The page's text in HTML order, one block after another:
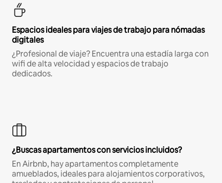
Espacios ideales para viajes de trabajo para nómadas
digitales
¿Profesional de viaje? Encuentra una estadía larga con
wifi de alta velocidad y espacios de trabajo
dedicados.
¿Buscas apartamentos con servicios incluidos?
En Airbnb, hay apartamentos completamente
amueblados, ideales para alojamientos corporativos,